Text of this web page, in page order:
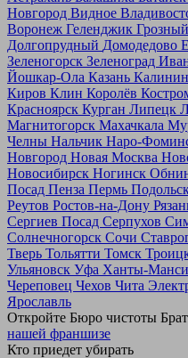
Новгород Видное
Воронеж Геленджик Грозный
Долгопрудный Домодедово
Зеленогорск Зеленоград
Йошкар-Ола Казань
Киров Клин Королёв
Красноярск Курган Липецк
Магнитогорск Махачкала
Челны Нальчик Наро-
Новгород Новая Москва
Новосибирск Ногинск
Посад Пенза Пермь
Реутов Ростов-на-Дону
Сергиев Посад Серпухов
Солнечногорск Сочи
Тверь Тольятти Томск
Ульяновск Уфа Ханты-
Череповец Чехов Чита
Ярославль
Откройте Бюро чистоты
нашей франшизе
Кто приедет убирать